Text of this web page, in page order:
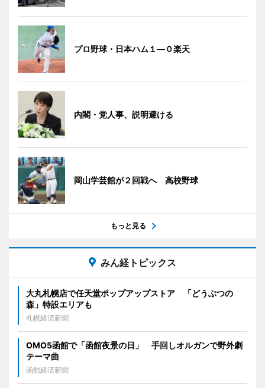
プロ野球・日本ハム１―０楽天
内閣・党人事、説明避ける
岡山学芸館が２回戦へ 高校野球
もっと見る
みん経トピックス
大丸札幌店で任天堂ポップアップストア 「どうぶつの
森」特設エリアも
札幌経済新聞
OMO5函館で「函館夜景の日」 手回しオルガンで野外劇
テーマ曲
函館経済新聞